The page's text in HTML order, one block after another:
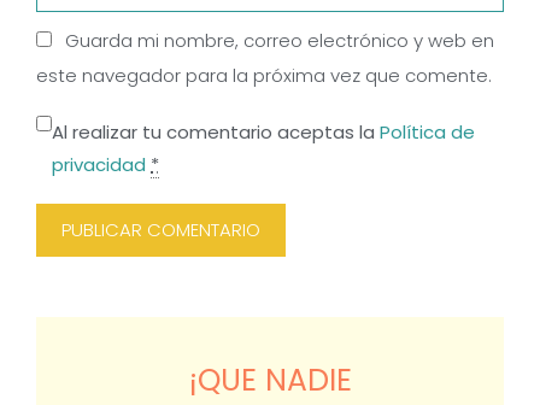
Guarda mi nombre, correo electrónico y web en
este navegador para la próxima vez que comente.
Al realizar tu comentario aceptas la Política de
privacidad *
¡QUE NADIE